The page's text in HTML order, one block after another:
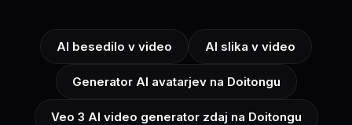
AI besedilo v video AI slika v video
Generator AI avatarjev na Doitongu
Veo 3 AI video generator zdaj na Doitongu